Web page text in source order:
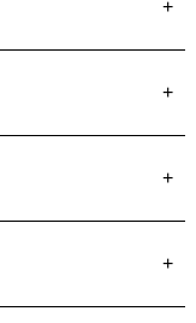
+
+
+
+